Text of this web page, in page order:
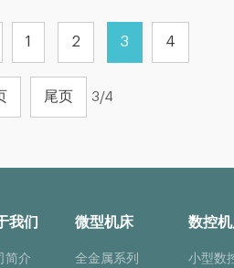
1 2 3 4
尾页 3/4
我们
简介
微型机床
全金属系列
数控
小型数